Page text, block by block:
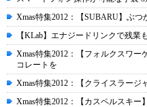
Xmas特集2012：【SUBARU】ぶつ
【KLab】エナジードリンクで残業
Xmas特集2012：【フォルクスワ
コレートを
Xmas特集2012：【クライスラー
Xmas特集2012：【カスペルスキー